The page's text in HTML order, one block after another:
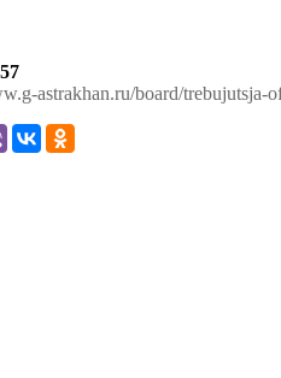
astrakhan.ru/board/trebujutsja-